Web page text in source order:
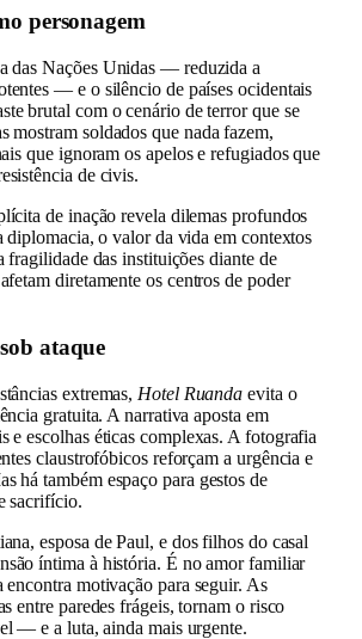
personagem
das Nações Unidas — reduzida a
— e o silêncio de países ocidentais
brutal com o cenário de terror que se
mostram soldados que nada fazem,
que ignoram os apelos e refugiados que
de civis.
de inação revela dilemas profundos
diplomacia, o valor da vida em contextos
fragilidade das instituições diante de
diretamente os centros de poder
ataque
extremas, Hotel Ruanda evita o
gratuita. A narrativa aposta em
e escolhas éticas complexas. A fotografia
claustrofóbicos reforçam a urgência e
há também espaço para gestos de
sacrifício.
esposa de Paul, e dos filhos do casal
íntima à história. É no amor familiar
encontra motivação para seguir. As
entre paredes frágeis, tornam o risco
— e a luta, ainda mais urgente.